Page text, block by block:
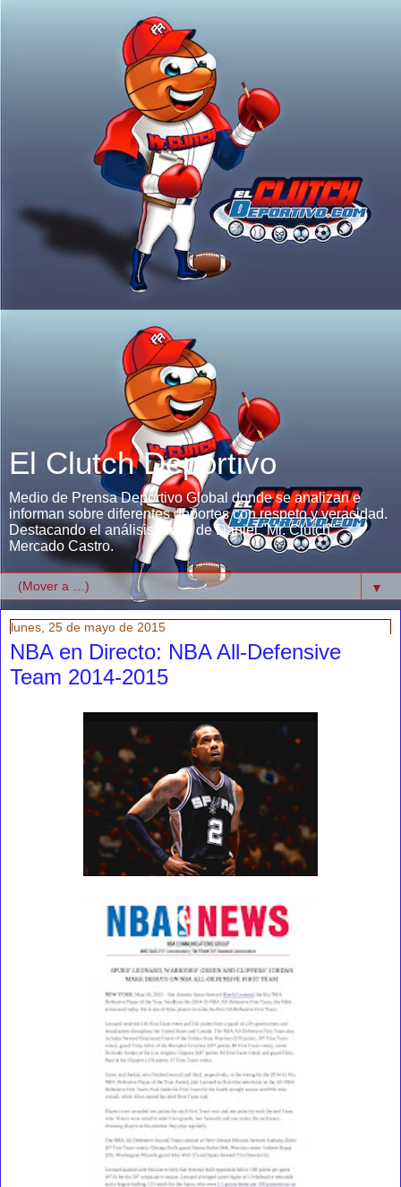
El Clutch Deportivo
Medio de Prensa Deportivo Global donde se analizan e
informan sobre diferentes deportes con respeto y veracidad.
Destacando el análisis único de Daniel "Mr. Clutch"
Mercado Castro.
▼
lunes, 25 de mayo de 2015
NBA en Directo: NBA All-Defensive
Team 2014-2015